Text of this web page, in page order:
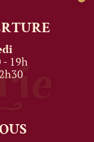
19h